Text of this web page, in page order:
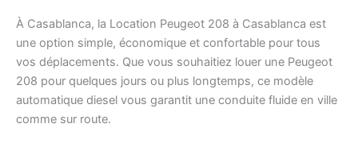
À Casablanca, la Location Peugeot 208 à Casablanca est
une option simple, économique et confortable pour tous
vos déplacements. Que vous souhaitiez louer une Peugeot
208 pour quelques jours ou plus longtemps, ce modèle
automatique diesel vous garantit une conduite fluide en ville
comme sur route.